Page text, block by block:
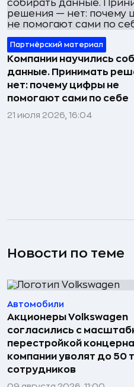
Партнёрский материал
Компании научились
данные. Принимать
нет: почему цифры не
помогают сами по себе
21 июля 2026, 16:04
Новости по теме
Автомобили
Акционеры Volkswagen
согласились с
перестройкой
компании уволят до 50
сотрудников